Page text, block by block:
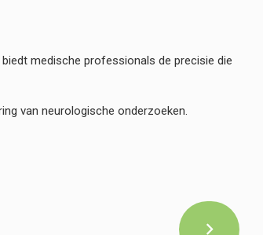
medische professionals de precisie die
van neurologische onderzoeken.